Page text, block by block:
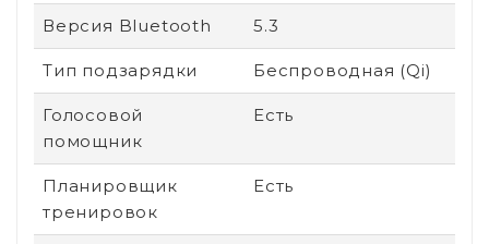
Версия Bluetooth 5.3
Тип подзарядки Беспроводная (Qi)
Голосовой
помощник
Есть
Планировщик
тренировок
Есть